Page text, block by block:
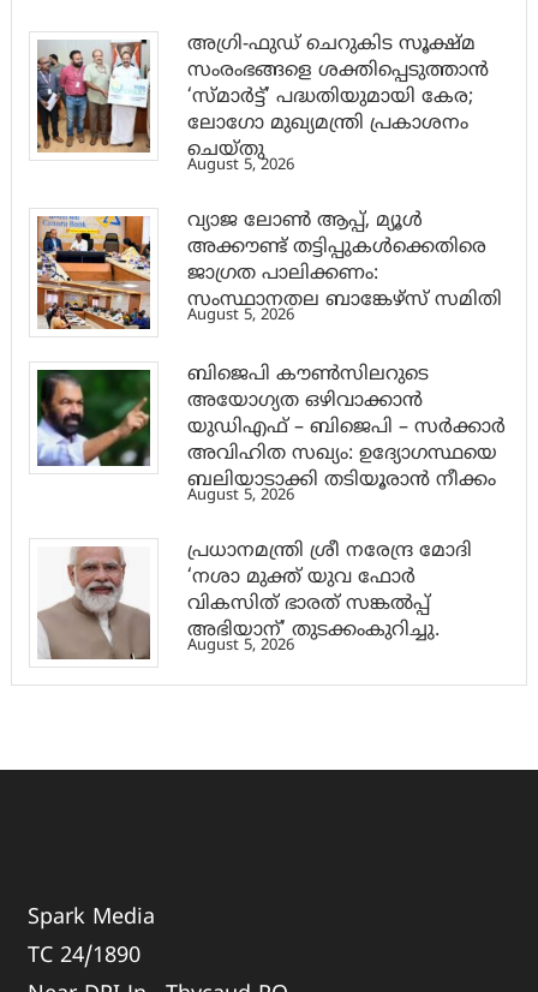
അഗ്രി-ഫുഡ് ചെറുകിട സൂക്ഷ്മ
സംരംഭങ്ങളെ ശക്തിപ്പെടുത്താന്‍
‘സ്മാര്‍ട്ട്’ പദ്ധതിയുമായി കേര;
ലോഗോ മുഖ്യമന്ത്രി പ്രകാശനം
ചെയ്തു
August 5, 2026
വ്യാജ ലോൺ ആപ്പ്, മ്യൂൾ
അക്കൗണ്ട് തട്ടിപ്പുകൾക്കെതിരെ
ജാ​ഗ്രത പാലിക്കണം:
സംസ്ഥാനതല ബാങ്കേഴ്സ് സമിതി
August 5, 2026
ബിജെപി കൗൺസിലറുടെ
അയോഗ്യത ഒഴിവാക്കാൻ
യുഡിഎഫ് – ബിജെപി – സർക്കാർ
അവിഹിത സഖ്യം: ഉദ്യോഗസ്ഥയെ
ബലിയാടാക്കി തടിയൂരാൻ നീക്കം
August 5, 2026
പ്രധാനമന്ത്രി ശ്രീ നരേന്ദ്ര മോദി
‘നശാ മുക്ത് യുവ ഫോർ
വികസിത് ഭാരത് സങ്കൽപ്പ്
അഭിയാന്’ തുടക്കംകുറിച്ചു.
August 5, 2026
Spark Media
TC 24/1890